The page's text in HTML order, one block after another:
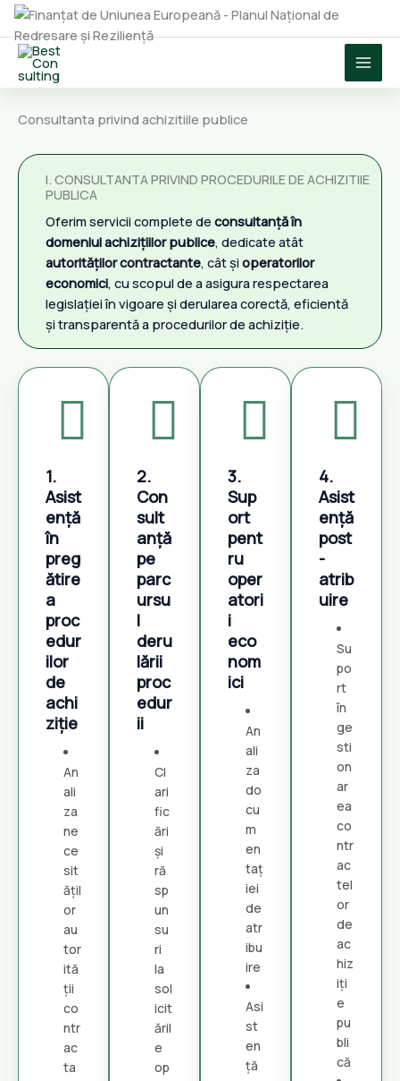
Skip
content
Consultanta privind achizitiile publice
I. CONSULTANTA PRIVIND PROCEDURILE DE ACHIZITIIE
PUBLICA
Oferim servicii complete de consultanță în
domeniul achizițiilor publice, dedicate atât
autorităților contractante, cât și operatorilor
economici, cu scopul de a asigura respectarea
legislației în vigoare și derularea corectă, eficientă
și transparentă a procedurilor de achiziție.
1.
Asist
ență
în
preg
ătire
a
proc
edur
ilor
de
achi
ziție
An
ali
za
ne
ce
sit
ățil
or
au
tor
ită
ții
co
ntr
ac
ta
2.
Con
sult
anță
pe
parc
ursu
l
deru
lării
proc
edur
ii
Cl
ari
fic
ări
și
ră
sp
un
su
ri
la
sol
icit
ăril
e
op
3.
Sup
ort
pent
ru
oper
atori
i
eco
nom
ici
An
ali
za
do
cu
m
en
taț
iei
de
atr
ibu
ire
Asi
st
en
ță
4.
Asist
ență
post
-
atrib
uire
Su
po
rt
în
ge
sti
on
ar
ea
co
ntr
ac
tel
or
de
ac
hiz
iți
e
pu
bli
că